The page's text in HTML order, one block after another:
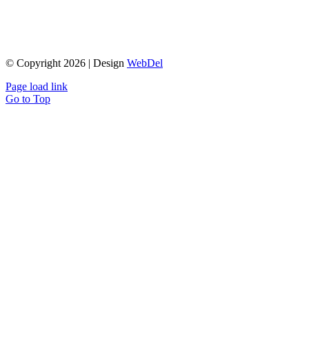
© Copyright 2026 | Design WebDel
Page load link
Go to Top